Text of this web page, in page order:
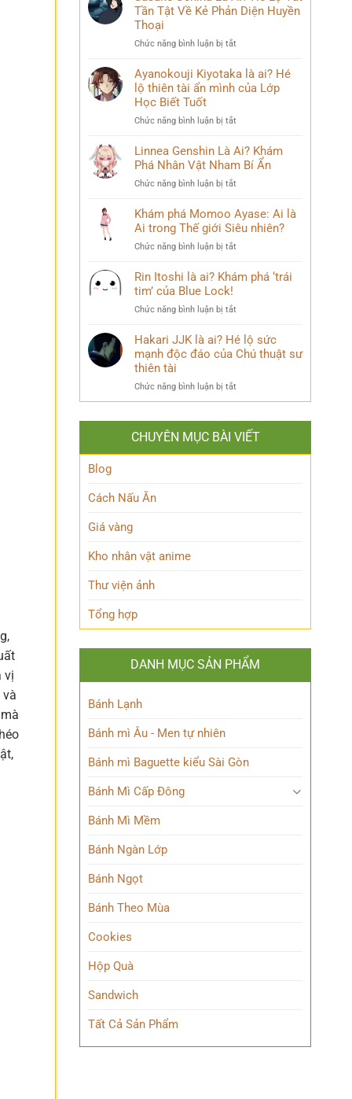
vị
lực’
chuyện
thú
vị
Là
Phá
Sư
Lý
Số
Bi
Thương
Tần Tật Về Kẻ Phản Diện Huyền
Thoại
Chức năng bình luận bị tắt
Uchiha
Lộ
Tần
Tật
Kẻ
Diện
Huyền
Ayanokouji Kiyotaka là ai? Hé
lộ thiên tài ẩn mình của Lớp
Học Biết Tuốt
Chức năng bình luận bị tắt
Kiyotaka
Hé
thiên
tài
Lớp
Linnea Genshin Là Ai? Khám
Phá Nhân Vật Nham Bí Ẩn
Chức năng bình luận bị tắt
Genshin
Là
Khám
Nhân
Khám phá Momoo Ayase: Ai là
Ai trong Thế giới Siêu nhiên?
Chức năng bình luận bị tắt
phá
Momoo
Ai
Ai
trong
Siêu
Rin Itoshi là ai? Khám phá ‘trái
tim’ của Blue Lock!
Chức năng bình luận bị tắt
Itoshi
là
phá
‘trái
của
Blue
Lock!
Hakari JJK là ai? Hé lộ sức
mạnh độc đáo của Chú thuật sư
thiên tài
Chức năng bình luận bị tắt
Hakari
ai?
Hé
CHUYÊN MỤC BÀI VIẾT
Blog
Cách Nấu Ăn
Giá vàng
Kho nhân vật anime
Thư viện ảnh
Tổng hợp
DANH MỤC SẢN PHẨM
Bánh Lạnh
Bánh mì Âu - Men tự nhiên
Bánh mì Baguette kiểu Sài Gòn
Bánh Mì Cấp Đông
Bánh Mì Mềm
Bánh Ngàn Lớp
Bánh Ngọt
Bánh Theo Mùa
Cookies
Hộp Quà
Sandwich
Tất Cả Sản Phẩm